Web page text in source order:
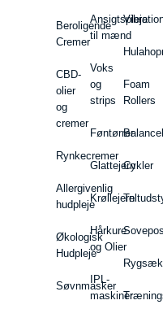
Beroligende
Cremer
CBD-
olier
og
cremer
Rynkecremer
Allergivenlig
hudpleje
Økologisk
Hudpleje
Søvnmasker
Ansigtspleje
til mænd
Voks
og
strips
Føntørrer
Glattejern
Krøllejern
Hårkure
og Olier
IPL-
maskiner
Foam
Rollers
Cykler